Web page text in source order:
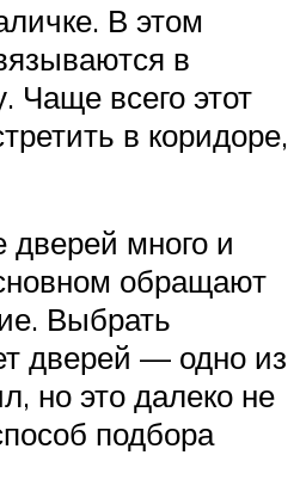
В этом
в
Чаще всего этот
в коридоре,
дверей много и
обращают
Выбрать
дверей — одно из
но это далеко не
подбора